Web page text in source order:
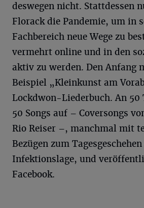
deswegen nicht. Stattdessen
Florack die Pandemie, um in
Fachbereich neue Wege zu
vermehrt online und in den
aktiv zu werden. Den Anfang
Beispiel „Kleinkunst am
Lockdwon-Liederbuch. An 50
50 Songs auf – Coversongs
Rio Reiser –, manchmal mit
Bezügen zum
Infektionslage, und
Facebook.